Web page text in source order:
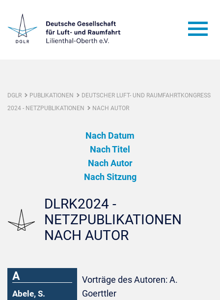
DGLR PUBLIKATIONEN
DEUTSCHER LUFT- UND RAUMFAHRTKONGRESS
2024 - NETZPUBLIKATIONEN
NACH AUTOR
Nach Datum
Nach Titel
Nach Autor
Nach Sitzung
DLRK2024 -
NETZPUBLIKATIONEN
NACH AUTOR
A
Abele, S.
Vorträge des Autoren: A.
Goerttler